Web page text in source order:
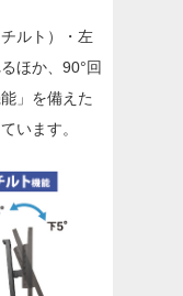
ルト）・左
ほか、90°回
」を備えた
います。